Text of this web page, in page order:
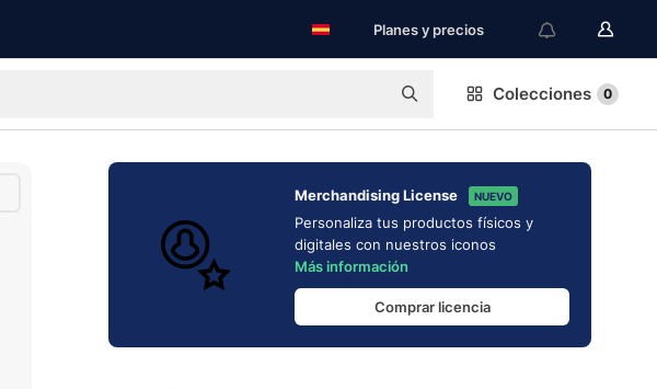
Planes y precios
Colecciones 0
Merchandising License NUEVO
Personaliza tus productos físicos y
digitales con nuestros iconos
Más información
Comprar licencia